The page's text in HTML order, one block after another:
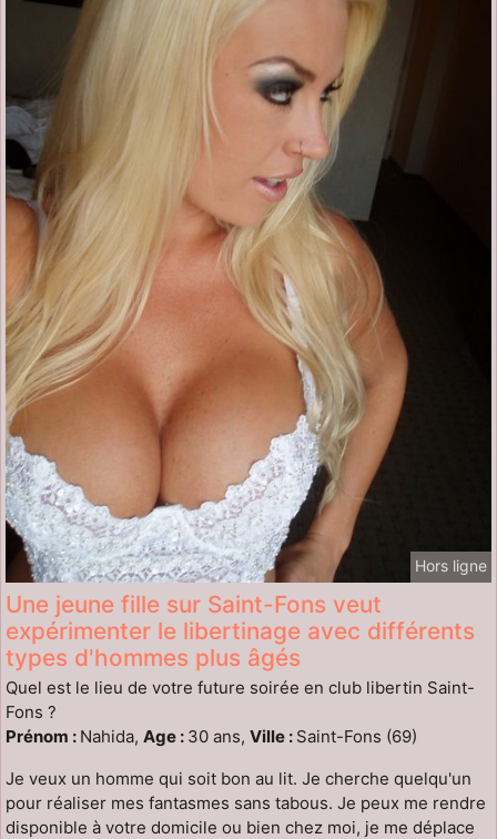
Hors ligne
Une jeune fille sur Saint-Fons veut
expérimenter le libertinage avec différents
types d'hommes plus âgés
Quel est le lieu de votre future soirée en club libertin Saint-
Fons ?
Prénom : Nahida, Age : 30 ans, Ville : Saint-Fons (69)
Je veux un homme qui soit bon au lit. Je cherche quelqu'un
pour réaliser mes fantasmes sans tabous. Je peux me rendre
disponible à votre domicile ou bien chez moi, je me déplace